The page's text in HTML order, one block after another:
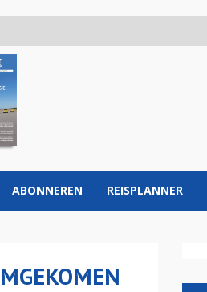
ABONNEREN REISPLANNER